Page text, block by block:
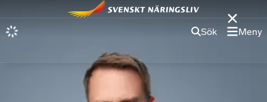
Sök Meny